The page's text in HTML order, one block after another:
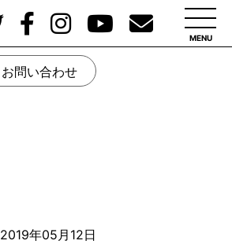
MENU
お問い合わせ
2019年05月12日